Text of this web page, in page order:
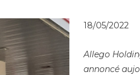
18/05/2022
Allego
annoncé